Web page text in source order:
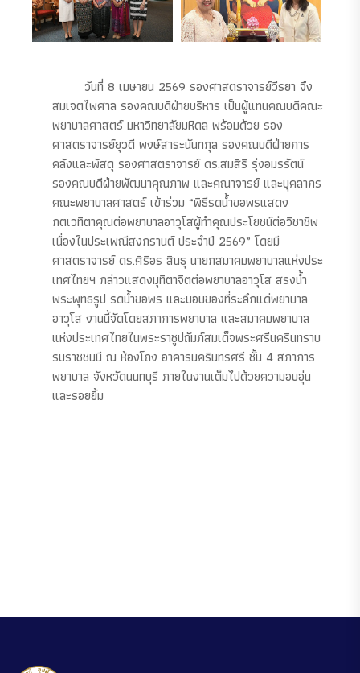
วันที่ 8 เมษายน 2569 รองศาสตราจารย์วีรยา จึง
สมเจตไพศาล รองคณบดีฝ่ายบริหาร เป็นผู้แทนคณบดีคณะ
พยาบาลศาสตร์ มหาวิทยาลัยมหิดล พร้อมด้วย รอง
ศาสตราจารย์ยุวดี พงษ์สาระนันทกุล รองคณบดีฝ่ายการ
คลังและพัสดุ รองศาสตราจารย์ ดร.สมสิริ รุ่งอมรรัตน์
รองคณบดีฝ่ายพัฒนาคุณภาพ และคณาจารย์ และบุคลากร
คณะพยาบาลศาสตร์ เข้าร่วม “พิธีรดน้ำขอพรแสดง
กตเวทิตาคุณต่อพยาบาลอาวุโสผู้ทำคุณประโยชน์ต่อวิชาชีพ
เนื่องในประเพณีสงกรานต์ ประจำปี 2569” โดยมี
ศาสตราจารย์ ดร.ศิริอร สินธุ นายกสมาคมพยาบาลแห่งประ
เทศไทยฯ กล่าวแสดงมุทิตาจิตต่อพยาบาลอาวุโส สรงน้ำ
พระพุทธรูป รดน้ำขอพร และมอบของที่ระลึกแด่พยาบาล
อาวุโส งานนี้จัดโดยสภาการพยาบาล และสมาคมพยาบาล
แห่งประเทศไทยในพระราชูปถัมภ์สมเด็จพระศรีนครินทราบ
รมราชชนนี ณ ห้องโถง อาคารนครินทรศรี ชั้น 4 สภาการ
พยาบาล จังหวัดนนทบุรี ภายในงานเต็มไปด้วยความอบอุ่น
และรอยยิ้ม